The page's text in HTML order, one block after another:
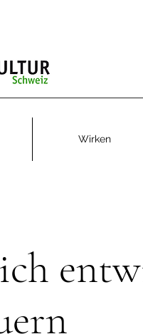
Wirken